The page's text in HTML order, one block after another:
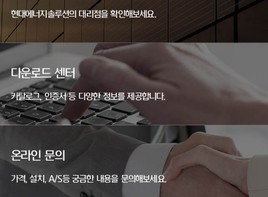
현대에너지솔루션의 대리점을 확인해보세요.
다운로드 센터
카탈로그, 인증서 등 다양한 정보를 제공합니다.
온라인 문의
가격, 설치, A/S등 궁금한 내용을 문의해보세요.